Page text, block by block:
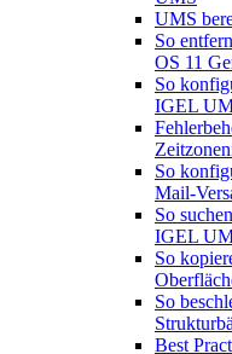
UMS
So
OS 11
So
IGEL
So
Mail-
So
IGEL
So
So
Best